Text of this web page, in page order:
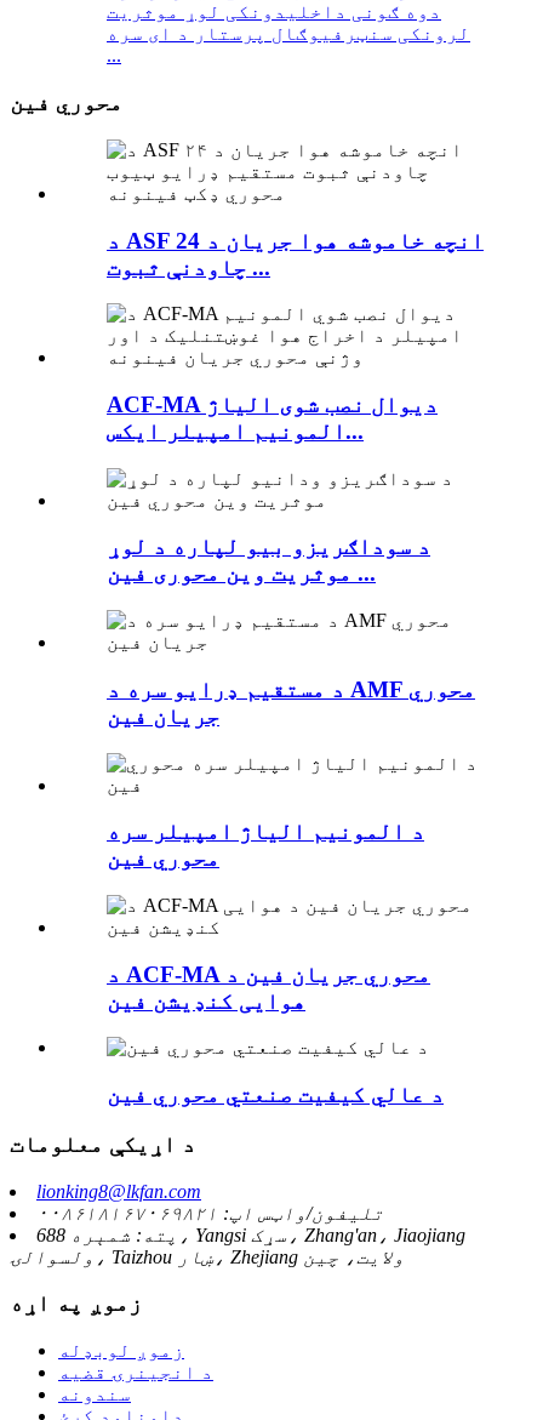
دوه ګونی داخلیدونکی لوړ موثریت
لرونکی سنټرفیوګال پرستار د ای سره
...
محوري فین
د ASF 24 انچه خاموشه هوا جریان د
چاودنې ثبوت ...
ACF-MA دیوال نصب شوی الیاژ
المونیم امپیلر ایکس...
د سوداګریزو بیو لپاره د لوړ
موثریت وین محوری فین ...
د مستقیم ډرایو سره د AMF محوري
جریان فین
د المونیم الیاژ امپیلر سره
محوري فین
د ACF-MA محوري جریان فین د
هوایی کنډیشن فین
د عالي کیفیت صنعتي محوري فین
د اړیکې معلومات
lionking8@lkfan.com
تلیفون/واټس اپ: ۰۰۸۶۱۸۱۶۷۰۶۹۸۲۱
پته: شمېره 688، Yangsi سړک، Zhang'an، Jiaojiang
ولسوالۍ، Taizhou ښار، Zhejiang ولايت، چين
زموږ په اړه
زموږ لوبډله
د انجینرۍ قضیه
سندونه
ډاونلوډ کړئ